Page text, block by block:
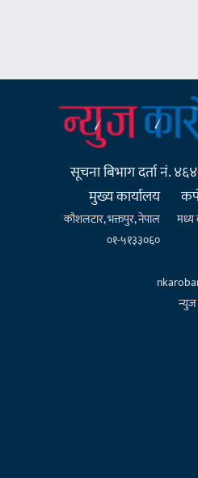
सूचना बिभाग दर्ता नं.
मुख्य कार्यालय
कौशलटार, भक्तपुर, नेपाल
०१-५१३३०६०
मध्य
न्युज